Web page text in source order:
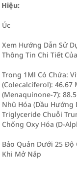
Úc
Xem Hướng Dẫn Sử
Thông Tin Chi Tiết
Trong 1Ml Có Chứa:
(Colecalciferol):
(Menaquinone-7):
Nhũ Hóa (Dầu Hướng
Triglyceride Chuỗi
Chống Oxy Hóa (D-
Bảo Quản Dưới 25 Độ
Khi Mở Nắp